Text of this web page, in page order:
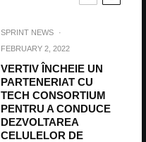
SPRINT NEWS
·
FEBRUARY 2, 2022
VERTIV ÎNCHEIE UN
PARTENERIAT CU
TECH CONSORTIUM
PENTRU A CONDUCE
DEZVOLTAREA
CELULELOR DE